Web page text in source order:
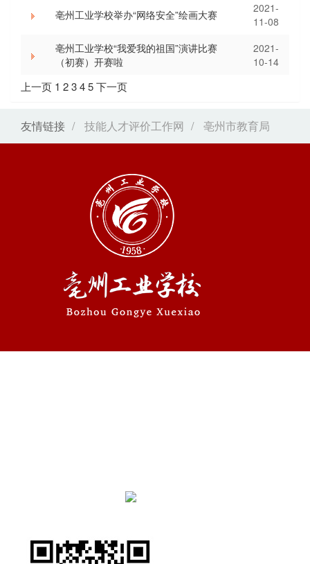
亳州工业学校举办“网络安全”绘画大赛
2021-
11-08
亳州工业学校“我爱我的祖国”演讲比赛
（初赛）开赛啦
2021-
10-14
上一页 1 2345下一页
友情链接 / 技能人才评价工作网 / 亳州市教育局